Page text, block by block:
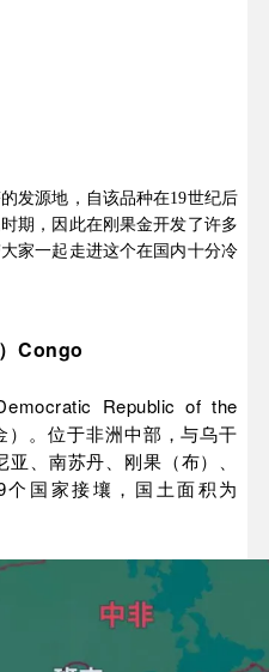
发源地，自该品种在19世纪后
期，因此在刚果金开发了许多
家一起走进这个在国内十分冷
Congo
Republic of the
）。位于非洲中部，与乌干
、南苏丹、刚果（布）、
国家接壤，国土面积为